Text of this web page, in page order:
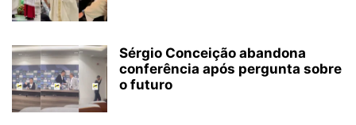
Sérgio Conceição abandona
conferência após pergunta sobre
o futuro